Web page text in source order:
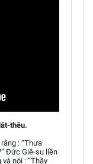
thêu.
: “Thưa
Đức Giê-su liền
nói : “Thầy